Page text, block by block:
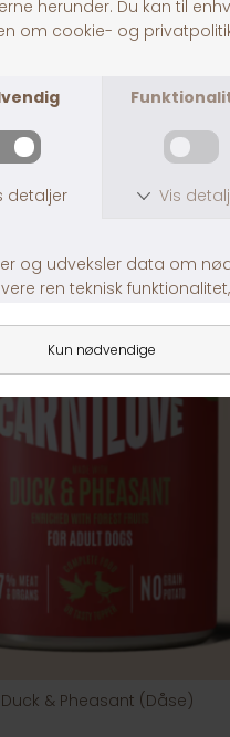
& Pheasant (Dåse)